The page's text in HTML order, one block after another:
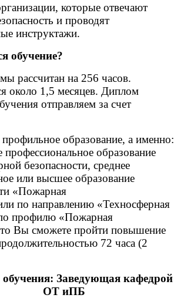
которые отвечают
и проводят
инструктажи.
обучение?
рассчитан на 256 часов.
около 1,5 месяцев. Диплом
отправляем за счет
образование, а именно:
профессиональное образование
безопасности, среднее
или высшее образование
«Пожарная
по направлению «Техносферная
профилю «Пожарная
то Вы сможете пройти повышение
72 часа (2
Заведующая кафедрой
ОТ иПБ